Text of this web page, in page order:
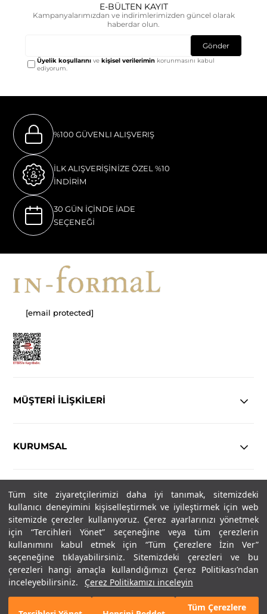
Tüm site ziyaretçilerimizi daha iyi tanımak, sitemizdeki
kullanıcı deneyimini kişiselleştirmek ve iyileştirmek için web
sitemizde çerezler kullanıyoruz. Çerez ayarlarınızı yönetmek
için “Tercihleri Yönet” seçeneğine veya tüm çerezlerin
kullanımını kabul etmek için “Tüm Çerezlere İzin Ver”
seçeneğine tıklayabilirsiniz. Sitemizdeki çerezleri ve bu
çerezleri hangi amaçla kullandığımızı Çerez Politikası’ndan
inceleyebilirsiniz.
Çerez Politikamızı inceleyin
Tüm Çerezlere
E-BÜLTEN KAYIT
Kampanyalarımızdan ve indirimlerimizden güncel olarak
haberdar olun.
Gönder
Üyelik koşullarını vekişisel verilerimin korunmasını kabul
ediyorum.
%100 GÜVENLI ALIŞVERIŞ
İLK ALIŞVERİŞİNİZE ÖZEL %10
İNDİRİM
30 GÜN İÇİNDE İADE
SEÇENEĞİ
[email protected]
MÜŞTERİ İLİŞKİLERİ
KURUMSAL
YASAL
Copyright© 2025 IN-FORMAL Tüm hakları saklıdır.
SOSYAL MEDYA